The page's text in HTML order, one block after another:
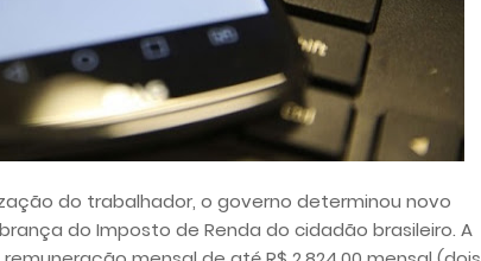
do trabalhador, o governo determinou novo
do Imposto de Renda do cidadão brasileiro. A